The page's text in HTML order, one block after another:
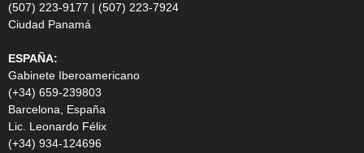
(507) 223-9177 | (507) 223-7924
Ciudad Panamá
ESPAÑA:
Gabinete Iberoamericano
(+34) 659-239803
Barcelona, España
Lic. Leonardo Félix
(+34) 934-124696